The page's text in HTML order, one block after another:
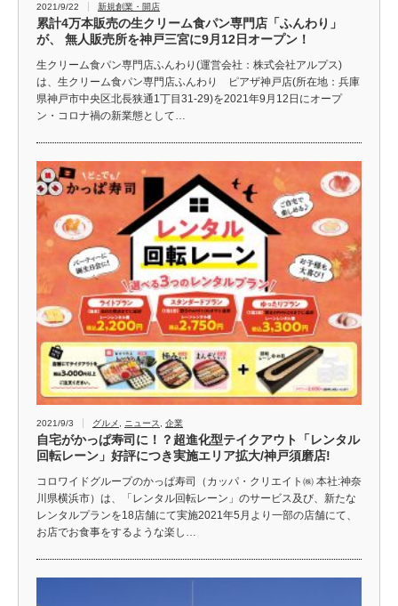
2021/9/22 新規創業・開店
累計4万本販売の生クリーム食パン専門店「ふんわり」
が、 無人販売所を神戸三宮に9月12日オープン！
生クリーム食パン専門店ふんわり(運営会社：株式会社アルプス)
は、生クリーム食パン専門店ふんわり ピアザ神戸店(所在地：兵庫
県神戸市中央区北長狭通1丁目31-29)を2021年9月12日にオープ
ン・コロナ禍の新業態として…
2021/9/3 グルメ , ニュース, 企業
自宅がかっぱ寿司に！？超進化型テイクアウト「レンタル
回転レーン」好評につき実施エリア拡大/神戸須磨店!
コロワイドグループのかっぱ寿司（カッパ・クリエイト㈱ 本社:神奈
川県横浜市）は、「レンタル回転レーン」のサービス及び、新たな
レンタルプランを18店舗にて実施2021年5月より一部の店舗にて、
お店でお食事をするような楽し…